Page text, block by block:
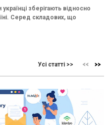
зберігають відносно
Серед складових, що
Усі статті >>